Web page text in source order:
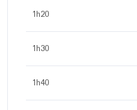
1h20
1h30
1h40